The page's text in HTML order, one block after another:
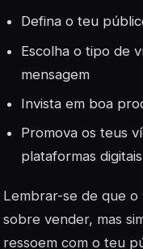
Defina o teu
Escolha o tipo de
mensagem
Invista em boa
Promova os teus
plataformas digitais
Lembrar-se de que
sobre vender, mas
ressoem com o teu